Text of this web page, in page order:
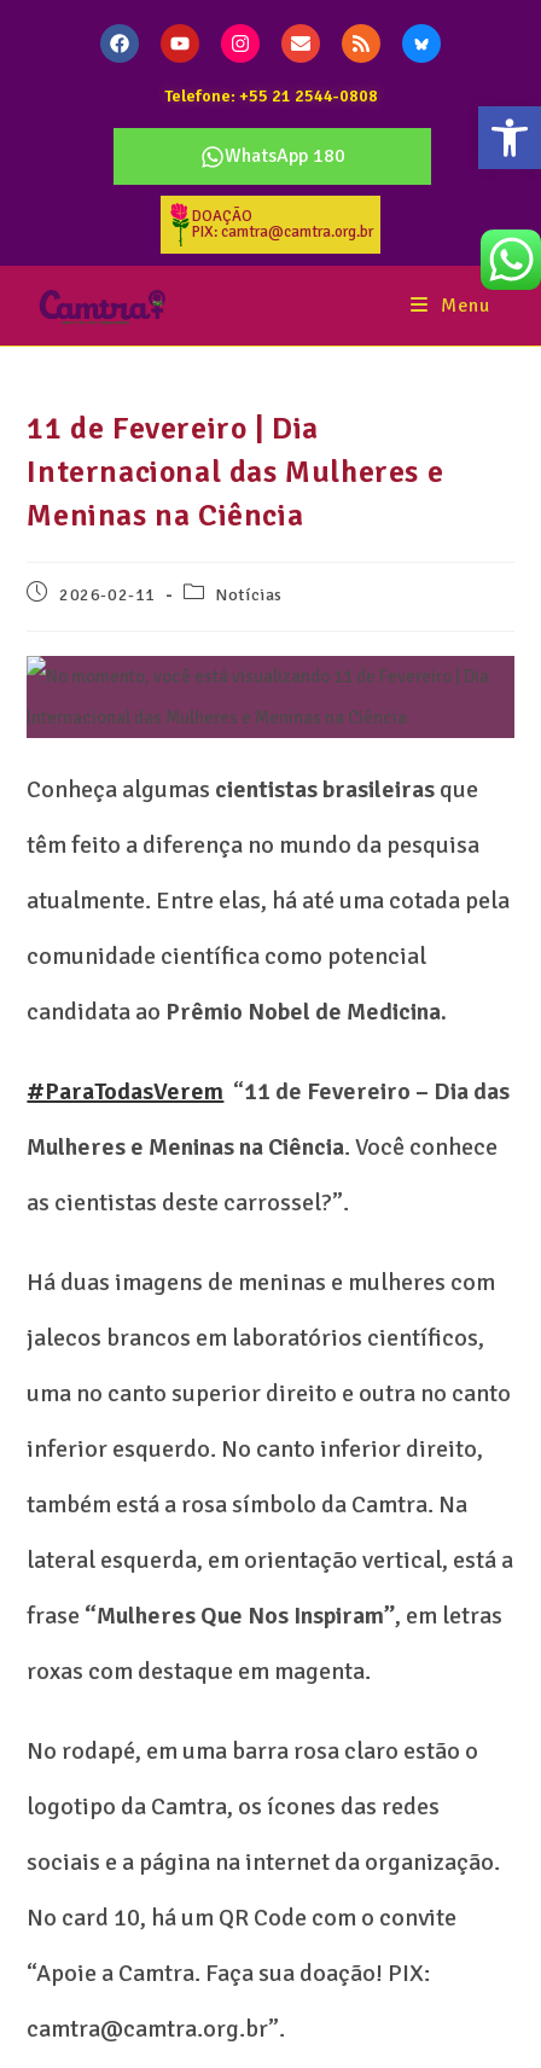
Telefone: +55 21 2544-0808
WhatsApp 180
DOAÇÃO
PIX: camtra@camtra.org.br
Menu
11 de Fevereiro | Dia
Internacional das Mulheres e
Meninas na Ciência
2026-02-11 Notícias
Conheça algumas cientistas brasileiras que
têm feito a diferença no mundo da pesquisa
atualmente. Entre elas, há até uma cotada pela
comunidade científica como potencial
candidata ao Prêmio Nobel de Medicina.
#ParaTodasVerem “11 de Fevereiro – Dia das
Mulheres e Meninas na Ciência. Você conhece
as cientistas deste carrossel?”.
Há duas imagens de meninas e mulheres com
jalecos brancos em laboratórios científicos,
uma no canto superior direito e outra no canto
inferior esquerdo. No canto inferior direito,
também está a rosa símbolo da Camtra. Na
lateral esquerda, em orientação vertical, está a
frase “Mulheres Que Nos Inspiram”, em letras
roxas com destaque em magenta.
No rodapé, em uma barra rosa claro estão o
logotipo da Camtra, os ícones das redes
sociais e a página na internet da organização.
No card 10, há um QR Code com o convite
“Apoie a Camtra. Faça sua doação! PIX:
camtra@camtra.org.br”.